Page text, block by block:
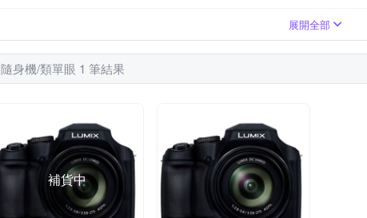
展開全部
隨身機/類單眼 1 筆結果
補貨中